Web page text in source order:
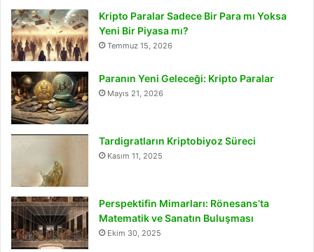
Kripto Paralar Sadece Bir Para mı Yoksa
Yeni Bir Piyasa mı?
Temmuz 15, 2026
Paranın Yeni Geleceği: Kripto Paralar
Mayıs 21, 2026
Tardigratların Kriptobiyoz Süreci
Kasım 11, 2025
Perspektifin Mimarları: Rönesans’ta
Matematik ve Sanatın Buluşması
Ekim 30, 2025